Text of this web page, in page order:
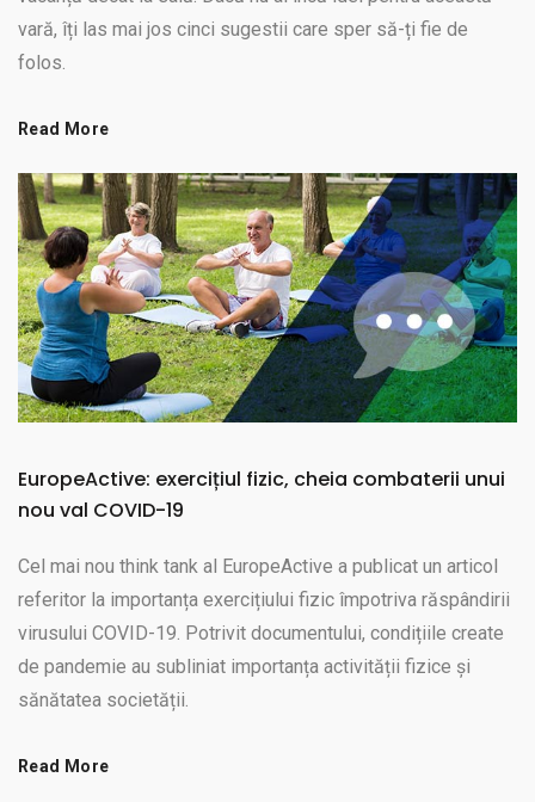
vară, îți las mai jos cinci sugestii care sper să-ți fie de
folos.
Read More
EuropeActive: exercițiul fizic, cheia combaterii unui
nou val COVID-19
Cel mai nou think tank al EuropeActive a publicat un articol
referitor la importanța exercițiului fizic împotriva răspândirii
virusului COVID-19. Potrivit documentului, condițiile create
de pandemie au subliniat importanța activității fizice și
sănătatea societății.
Read More